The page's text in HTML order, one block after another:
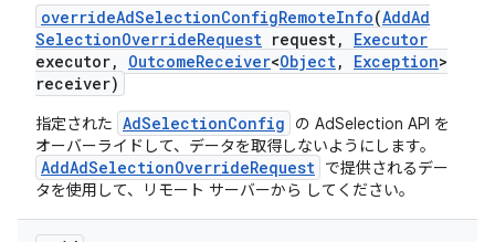
overrideAdSelectionConfigRemoteInfo(AddAd
SelectionOverrideRequest request,
Executor
executor, OutcomeReceiver<Object, Exception>
receiver)
指定された AdSelectionConfig
の AdSelection API を
オーバーライドして、データを取得しないようにします。
AddAdSelectionOverrideRequest で提供されるデー
タを使用して、リモート サーバーから してください。